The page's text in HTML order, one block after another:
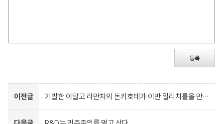
등록
이전글 기발한 이달고 라만차의 돈키호테가 이반 일리치를을 만났다